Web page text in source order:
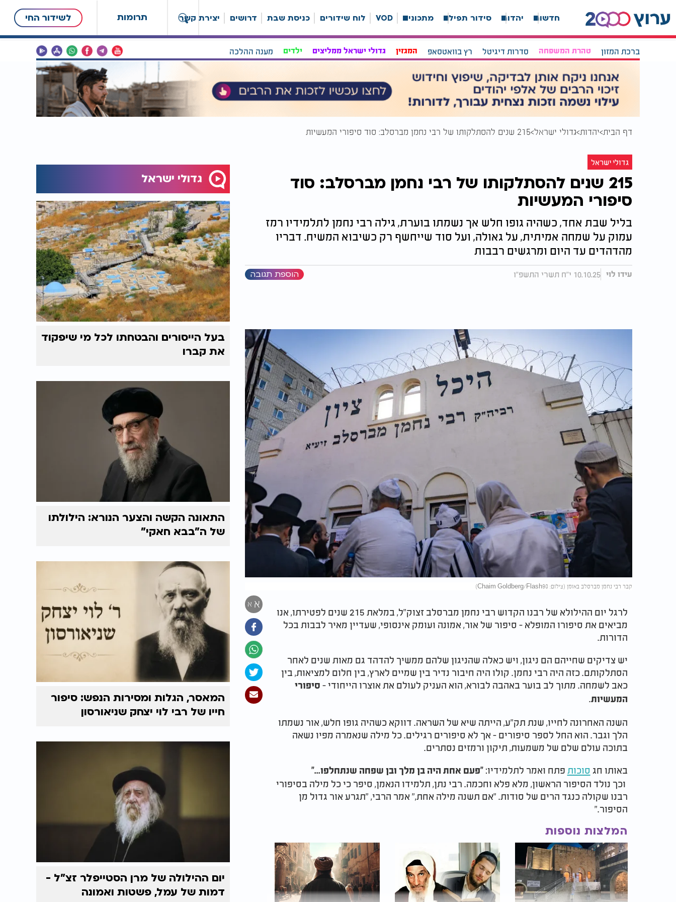
תרומות לשידור החי חדשות יהדות סידור תפילה מתכונים VOD לוח שידורים כניסת שבת דרושים יצירת קשר
ברכת המזון טהרת המשפחה סדרות דיגיטל רץ בוואטסאפ המגזין גדולי ישראל ממליצים ילדים מענה ההלכה
דף הבית יהדות גדולי ישראל 215 שנים להסתלקותו של רבי נחמן מברסלב: סוד סיפורי המעשיות
גדולי ישראל
215 שנים להסתלקותו של רבי נחמן מברסלב: סוד
סיפורי המעשיות
בליל שבת אחד, כשהיה גופו חלש אך נשמתו בוערת, גילה רבי נחמן לתלמידיו רמז
עמוק על שמחה אמיתית, על גאולה, ועל סוד שייחשף רק כשיבוא המשיח. דבריו
מהדהדים עד היום ומרגשים רבבות
עידו לוי 10.10.25 י"ח תשרי התשפ"ו הוספת תגובה
קבר רבי נחמן מברסלב באומן (צילום: Chaim Goldberg/Flash90)
א א
לרגל יום ההילולא של רבנו הקדוש רבי נחמן מברסלב זצוק"ל, במלאת 215 שנים לפטירתו, אנו
מביאים את סיפורו המופלא - סיפור של אור, אמונה ועומק אינסופי, שעדיין מאיר לבבות בכל
הדורות.
יש צדיקים שחייהם הם ניגון, ויש כאלה שהניגון שלהם ממשיך להדהד גם מאות שנים לאחר
הסתלקותם. כזה היה רבי נחמן. קולו היה חיבור נדיר בין שמיים לארץ, בין חלום למציאות, בין
כאב לשמחה. מתוך לב בוער באהבה לבורא, הוא העניק לעולם את אוצרו הייחודי - סיפורי
המעשיות.
השנה האחרונה לחייו, שנת תק"ע, הייתה שיא של השראה. דווקא כשהיה גופו חלש, אור נשמתו
הלך וגבר. הוא החל לספר סיפורים - אך לא סיפורים רגילים. כל מילה שנאמרה מפיו נשאה
בתוכה עולם שלם של משמעות, תיקון ורמזים נסתרים.
באותו חג סוכות פתח ואמר לתלמידיו:"פעם אחת היה בן מלך ובן שפחה שנתחלפו..."
וכך נולד הסיפור הראשון, מלא פלא וחכמה. רבי נתן, תלמידו הנאמן, סיפר כי כל מילה בסיפורי
רבנו שקולה כנגד הרים של סודות. "אם תשנה מילה אחת," אמר הרבי, "תגרע אור גדול מן
הסיפור."
המלצות נוספות
גדולי ישראל
בעל הייסורים והבטחתו לכל מי שיפקוד
את קברו
התאונה הקשה והצער הנורא: הילולתו
של ה"בבא חאקי"
המאסר, הגלות ומסירות הנפש: סיפור
חייו של רבי לוי יצחק שניאורסון
יום ההילולה של מרן הסטייפלר זצ"ל -
דמות של עמל, פשטות ואמונה